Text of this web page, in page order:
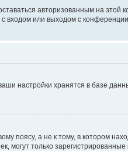
авторизованным на
входом или выходом с
настройки хранятся в базе
поясу, а не к тому, в котором
могут только